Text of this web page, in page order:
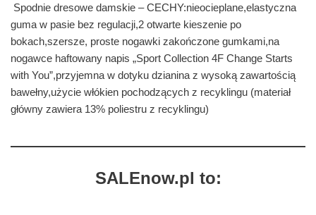
Spodnie dresowe damskie – CECHY:nieocieplane,elastyczna
guma w pasie bez regulacji,2 otwarte kieszenie po
bokach,szersze, proste nogawki zakończone gumkami,na
nogawce haftowany napis „Sport Collection 4F Change Starts
with You”,przyjemna w dotyku dzianina z wysoką zawartością
bawełny,użycie włókien pochodzących z recyklingu (materiał
główny zawiera 13% poliestru z recyklingu)
SALEnow.pl to: